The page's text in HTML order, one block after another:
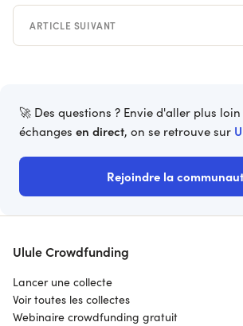
ARTICLE SUIVANT
🚀 Des questions ? Envie d'aller plus loin
échanges en direct, on se retrouve sur
Rejoindre la
Ulule Crowdfunding
Lancer une collecte
Voir toutes les collectes
Webinaire crowdfunding gratuit